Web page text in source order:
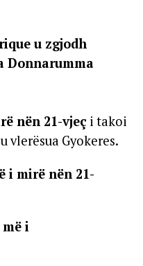
u zgjodh
Donnarumma
nën 21-vjeç i takoi
vlerësua Gyokeres.
i mirë nën 21-
i